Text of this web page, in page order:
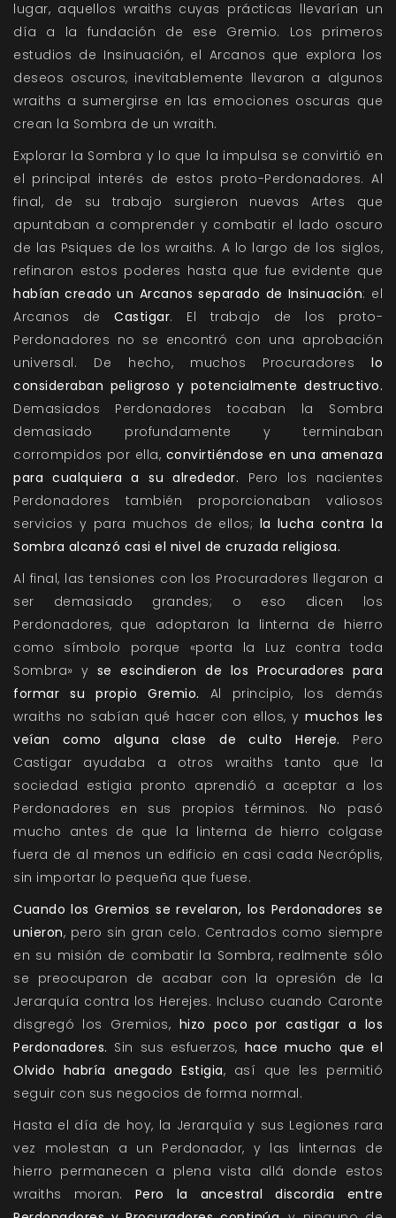
lugar, aquellos wraiths cuyas prácticas llevarían un
día a la fundación de ese Gremio. Los primeros
estudios de Insinuación, el Arcanos que explora los
deseos oscuros, inevitablemente llevaron a algunos
wraiths a sumergirse en las emociones oscuras que
crean la Sombra de un wraith.
Explorar la Sombra y lo que la impulsa se convirtió en
el principal interés de estos proto-Perdonadores. Al
final, de su trabajo surgieron nuevas Artes que
apuntaban a comprender y combatir el lado oscuro
de las Psiques de los wraiths. A lo largo de los siglos,
refinaron estos poderes hasta que fue evidente que
habían creado un Arcanos separado de Insinuación: el
Arcanos deCastigar. El trabajo de los proto-
Perdonadores no se encontró con una aprobación
universal. De hecho, muchos Procuradores lo
consideraban peligroso y potencialmente destructivo.
Demasiados Perdonadores tocaban la Sombra
demasiado profundamente y terminaban
corrompidos por ella, convirtiéndose en una amenaza
para cualquiera a su alrededor. Pero los nacientes
Perdonadores también proporcionaban valiosos
servicios y para muchos de ellos; la lucha contra la
Sombra alcanzó casi el nivel de cruzada religiosa.
Al final, las tensiones con los Procuradores llegaron a
ser demasiado grandes; o eso dicen los
Perdonadores, que adoptaron la linterna de hierro
como símbolo porque «porta la Luz contra toda
Sombra» y se escindieron de los Procuradores para
formar su propio Gremio. Al principio, los demás
wraiths no sabían qué hacer con ellos, ymuchos les
veían como alguna clase de culto Hereje. Pero
Castigar ayudaba a otros wraiths tanto que la
sociedad estigia pronto aprendió a aceptar a los
Perdonadores en sus propios términos. No pasó
mucho antes de que la linterna de hierro colgase
fuera de al menos un edificio en casi cada Necróplis,
sin importar lo pequeña que fuese.
Cuando los Gremios se revelaron, los Perdonadores se
unieron, pero sin gran celo. Centrados como siempre
en su misión de combatir la Sombra, realmente sólo
se preocuparon de acabar con la opresión de la
Jerarquía contra los Herejes. Incluso cuando Caronte
disgregó los Gremios, hizo poco por castigar a los
Perdonadores. Sin sus esfuerzos, hace mucho que el
Olvido habría anegado Estigia, así que les permitió
seguir con sus negocios de forma normal.
Hasta el día de hoy, la Jerarquía y sus Legiones rara
vez molestan a un Perdonador, y las linternas de
hierro permanecen a plena vista allá donde estos
wraiths moran. Pero la ancestral discordia entre